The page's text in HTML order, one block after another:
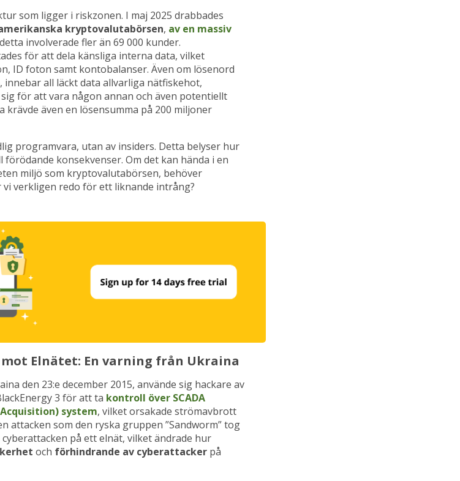
som ligger i riskzonen. I maj 2025 drabbades
kryptovalutabörsen, av en massiv
detta involverade fler än 69 000 kunder.
för att dela känsliga interna data, vilket
ID foton samt kontobalanser. Även om lösenord
all läckt data allvarliga nätfiskehot,
för att vara någon annan och även potentiellt
krävde även en lösensumma på 200 miljoner
programvara, utan av insiders. Detta belyser hur
konsekvenser. Om det kan hända i en
miljö som kryptovalutabörsen, behöver
verkligen redo för ett liknande intrång?
Elnätet: En varning från Ukraina
den 23:e december 2015, använde sig hackare av
3 för att ta kontroll över SCADA
system, vilket orsakade strömavbrott
attacken som den ryska gruppen ”Sandworm” tog
på ett elnät, vilket ändrade hur
och förhindrande av cyberattacker på